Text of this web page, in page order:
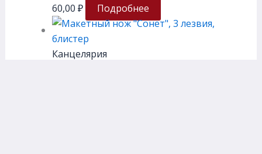
60,00 ₽ Подробнее
Канцелярия